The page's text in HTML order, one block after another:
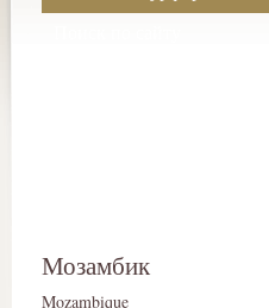
Мозамбик
Mozambique